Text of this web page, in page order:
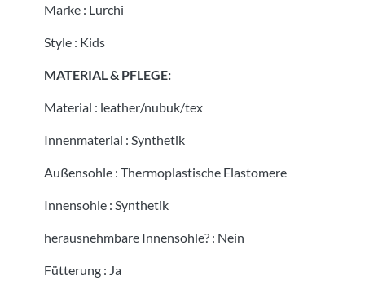
Marke : Lurchi
Style : Kids
MATERIAL & PFLEGE:
Material : leather/nubuk/tex
Innenmaterial : Synthetik
Außensohle : Thermoplastische Elastomere
Innensohle : Synthetik
herausnehmbare Innensohle? : Nein
Fütterung : Ja